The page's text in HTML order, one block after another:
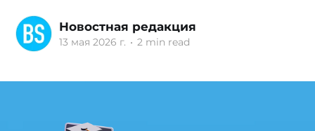
Новостная редакция
13 мая 2026 г. • 2 min read